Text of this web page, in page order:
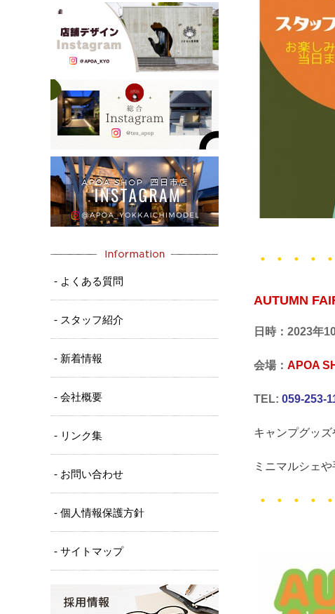
・・・・
AUTUMN
日時：2023年
会場： APOA
TEL: 059-253-
キャンプグッ
ミニマルシェ
・・・・
- よくある質問
- スタッフ紹介
- 新着情報
- 会社概要
- リンク集
- お問い合わせ
- 個人情報保護方針
- サイトマップ